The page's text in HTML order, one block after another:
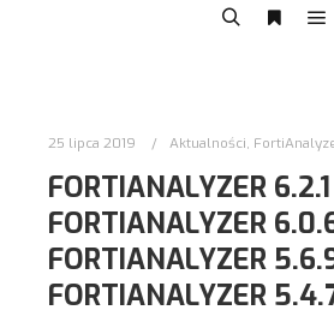
25 lipca 2019 Aktualności,
FORTIANALYZER
FORTIANALYZER
FORTIANALYZER
FORTIANALYZER